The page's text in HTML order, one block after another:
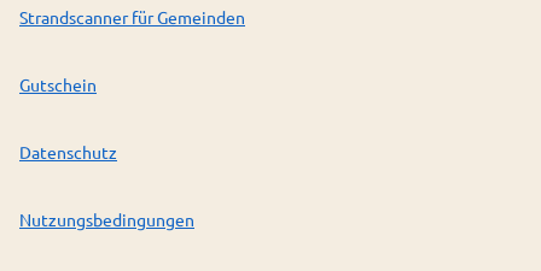
Strandscanner für Gemeinden
Gutschein
Datenschutz
Nutzungsbedingungen